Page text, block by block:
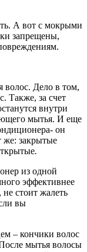
А вот с мокрыми
запрещены,
волос. Дело в том,
Также, за счет
внутри
мытья. И еще
он
же: закрытые
.
из одной
эффективнее
стоит жалеть
вы
– кончики волос
мытья волосы